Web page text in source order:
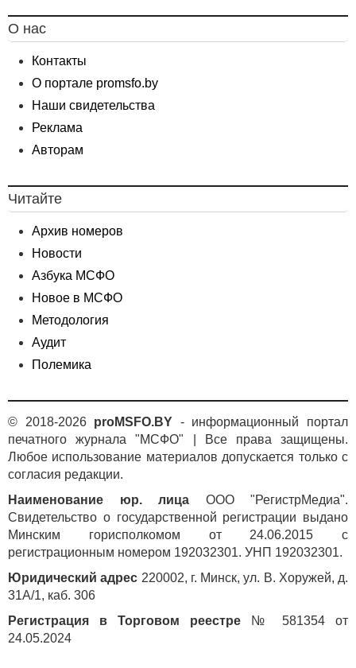
О нас
Контакты
О портале promsfo.by
Наши свидетельства
Реклама
Авторам
Читайте
Архив номеров
Новости
Азбука МСФО
Новое в МСФО
Методология
Аудит
Полемика
© 2018-2026 proMSFO.BY - информационный портал
печатного журнала "МСФО" | Все права защищены.
Любое использование материалов допускается только с
согласия редакции.
Наименование юр. лица ООО "РегистрМедиа".
Свидетельство о государственной регистрации выдано
Минским горисполкомом от 24.06.2015 с
регистрационным номером 192032301. УНП 192032301.
Юридический адрес 220002, г. Минск, ул. В. Хоружей, д.
31А/1, каб. 306
Регистрация в Торговом реестре № 581354 от
24.05.2024